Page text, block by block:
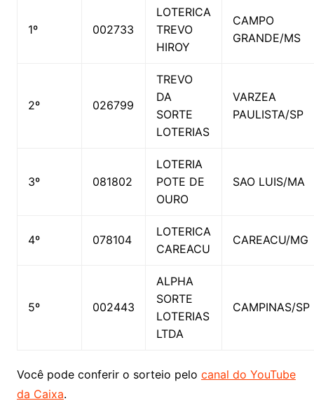
1º 002733
LOTERICA
TREVO
HIROY
CAMPO
GRANDE/MS
2º 026799
TREVO
DA
SORTE
LOTERIAS
VARZEA
PAULISTA/SP
3º 081802
LOTERIA
POTE DE
OURO
SAO LUIS/MA
4º 078104
LOTERICA
CAREACU
CAREACU/MG
5º 002443
ALPHA
SORTE
LOTERIAS
LTDA
CAMPINAS/SP
Você pode conferir o sorteio pelo canal do YouTube
da Caixa.